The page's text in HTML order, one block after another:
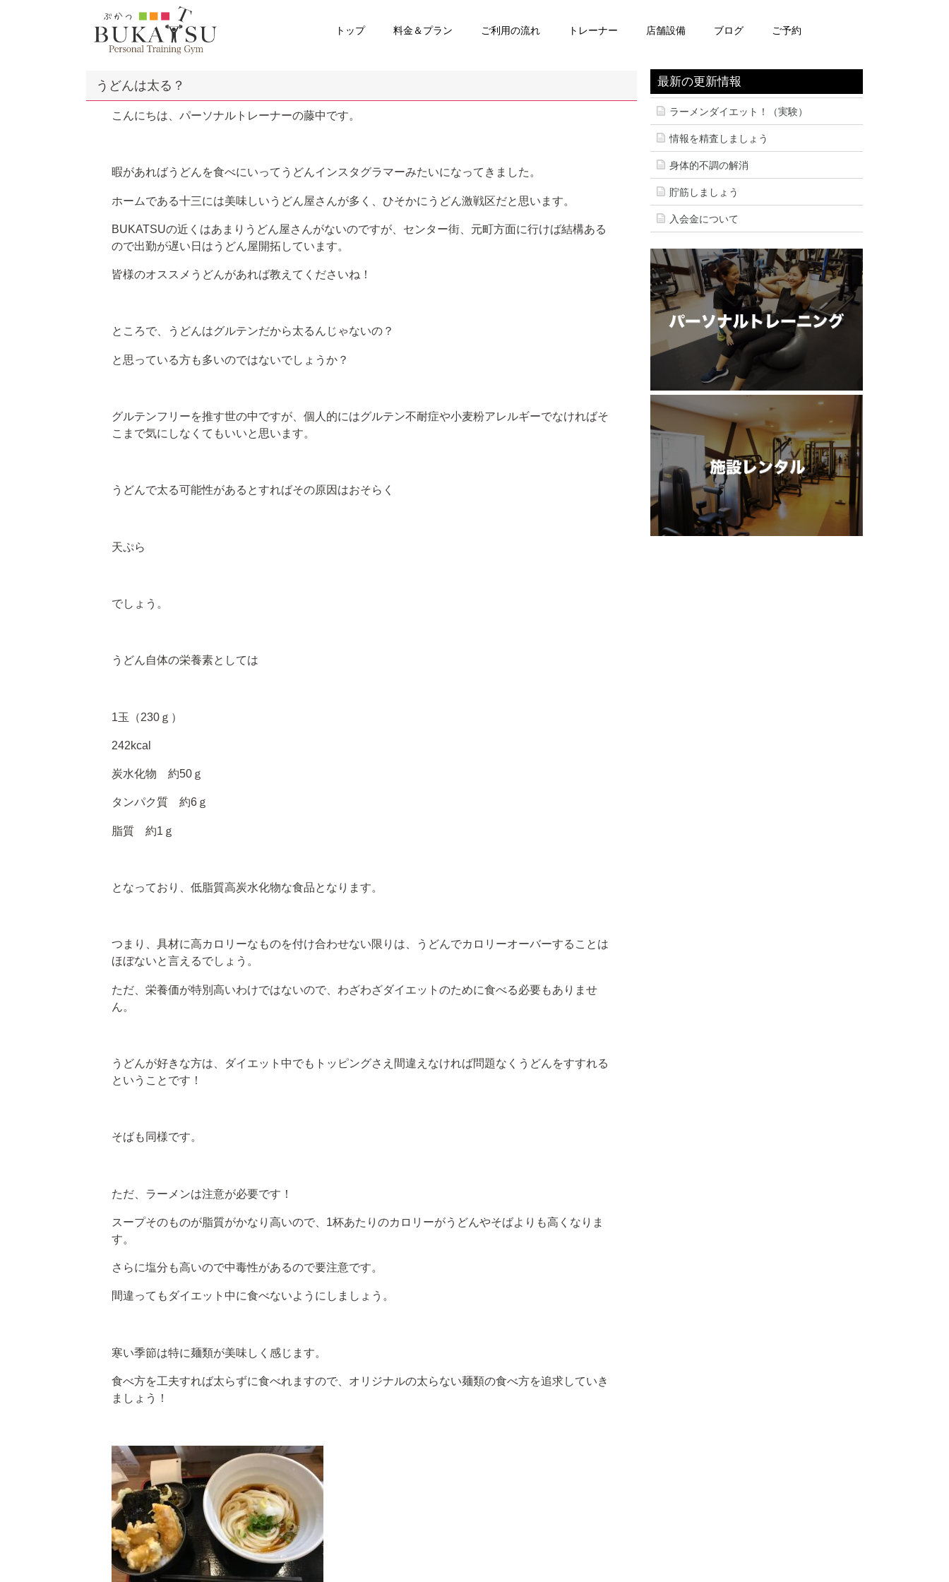
トップ 料金＆プラン ご利用の流れ トレーナー 店舗設備 ブログ ご予約
うどんは太る？
こんにちは、パーソナルトレーナーの藤中です。
暇があればうどんを食べにいってうどんインスタグラマーみたいになってきました。
ホームである十三には美味しいうどん屋さんが多く、ひそかにうどん激戦区だと思います。
BUKATSUの近くはあまりうどん屋さんがないのですが、センター街、元町方面に行けば結構ある
ので出勤が遅い日はうどん屋開拓しています。
皆様のオススメうどんがあれば教えてくださいね！
ところで、うどんはグルテンだから太るんじゃないの？
と思っている方も多いのではないでしょうか？
グルテンフリーを推す世の中ですが、個人的にはグルテン不耐症や小麦粉アレルギーでなければそ
こまで気にしなくてもいいと思います。
うどんで太る可能性があるとすればその原因はおそらく
天ぷら
でしょう。
うどん自体の栄養素としては
1玉（230ｇ）
242kcal
炭水化物 約50ｇ
タンパク質 約6ｇ
脂質 約1ｇ
となっており、低脂質高炭水化物な食品となります。
つまり、具材に高カロリーなものを付け合わせない限りは、うどんでカロリーオーバーすることは
ほぼないと言えるでしょう。
ただ、栄養価が特別高いわけではないので、わざわざダイエットのために食べる必要もありませ
ん。
うどんが好きな方は、ダイエット中でもトッピングさえ間違えなければ問題なくうどんをすすれる
ということです！
そばも同様です。
ただ、ラーメンは注意が必要です！
スープそのものが脂質がかなり高いので、1杯あたりのカロリーがうどんやそばよりも高くなりま
す。
さらに塩分も高いので中毒性があるので要注意です。
間違ってもダイエット中に食べないようにしましょう。
寒い季節は特に麺類が美味しく感じます。
食べ方を工夫すれば太らずに食べれますので、オリジナルの太らない麺類の食べ方を追求していき
ましょう！
最新の更新情報
ラーメンダイエット！（実験）
情報を精査しましょう
身体的不調の解消
貯筋しましょう
入会金について